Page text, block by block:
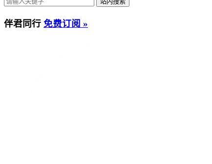
伴君同行 免费订阅 »